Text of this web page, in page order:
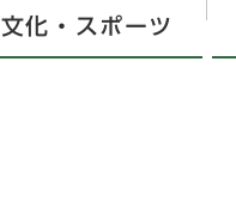
文化・スポーツ